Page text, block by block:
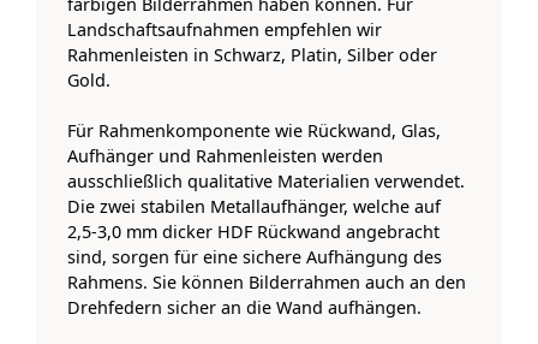
Landschaftsaufnahmen empfehlen wir
Rahmenleisten in Schwarz, Platin, Silber oder
Gold.
Für Rahmenkomponente wie Rückwand, Glas,
Aufhänger und Rahmenleisten werden
ausschließlich qualitative Materialien verwendet.
Die zwei stabilen Metallaufhänger, welche auf
2,5-3,0 mm dicker HDF Rückwand angebracht
sind, sorgen für eine sichere Aufhängung des
Rahmens. Sie können Bilderrahmen auch an den
Drehfedern sicher an die Wand aufhängen.